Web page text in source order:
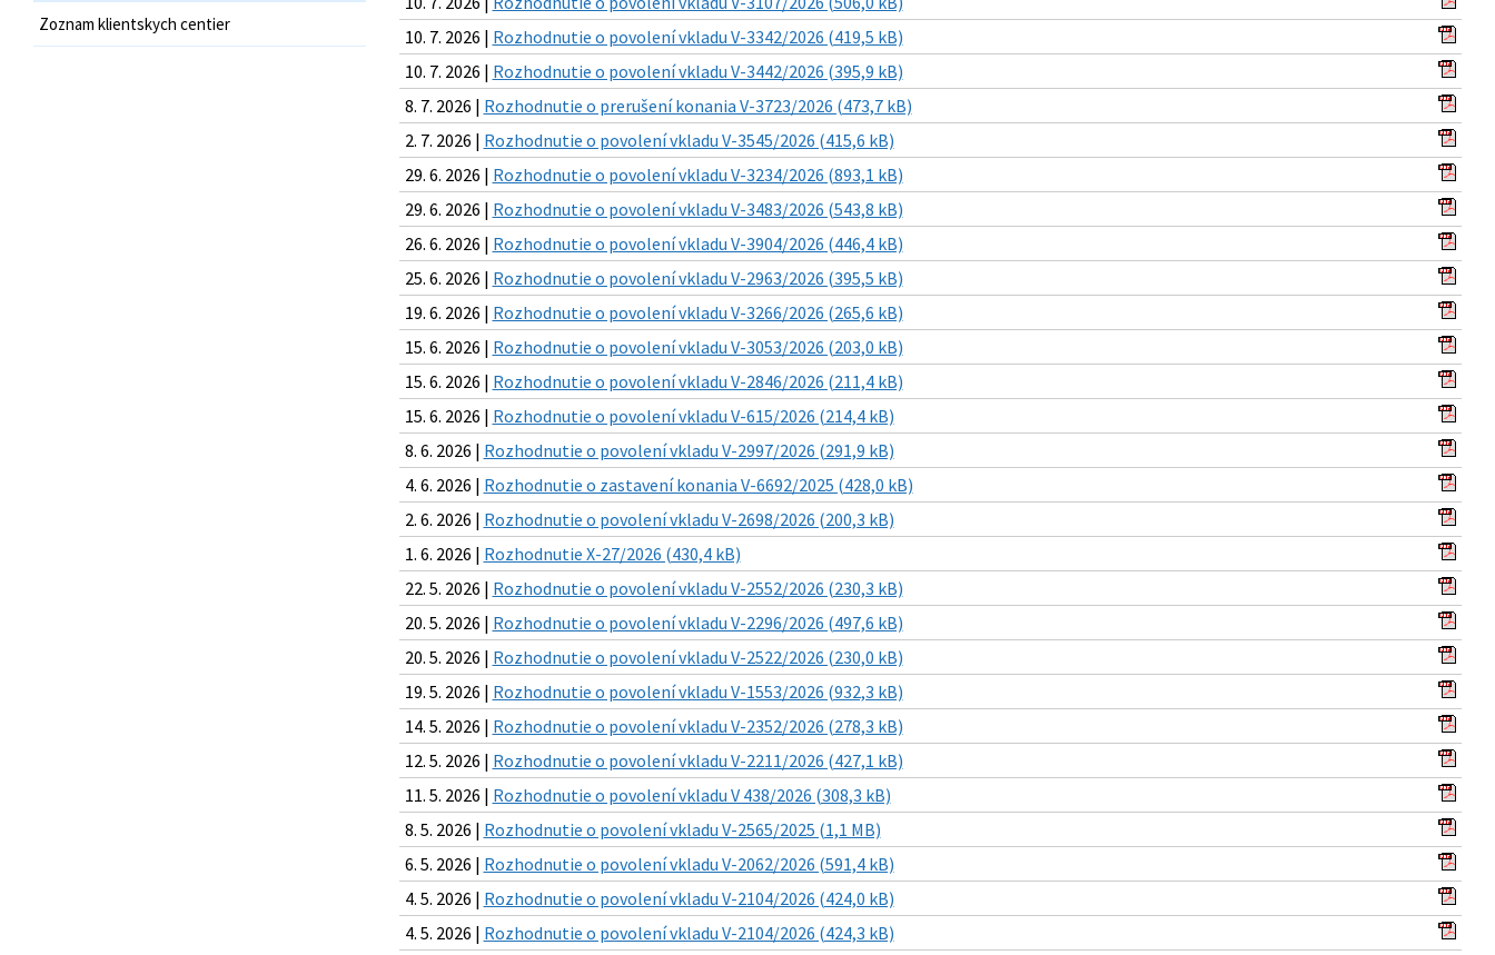
Zoznam klientskych centier
10. 7. 2026 | Rozhodnutie o povolení vkladu V-3342/2026 (419,5 kB)
10. 7. 2026 | Rozhodnutie o povolení vkladu V-3442/2026 (395,9 kB)
8. 7. 2026 | Rozhodnutie o prerušení konania V-3723/2026 (473,7 kB)
2. 7. 2026 | Rozhodnutie o povolení vkladu V-3545/2026 (415,6 kB)
29. 6. 2026 | Rozhodnutie o povolení vkladu V-3234/2026 (893,1 kB)
29. 6. 2026 | Rozhodnutie o povolení vkladu V-3483/2026 (543,8 kB)
26. 6. 2026 | Rozhodnutie o povolení vkladu V-3904/2026 (446,4 kB)
25. 6. 2026 | Rozhodnutie o povolení vkladu V-2963/2026 (395,5 kB)
19. 6. 2026 | Rozhodnutie o povolení vkladu V-3266/2026 (265,6 kB)
15. 6. 2026 | Rozhodnutie o povolení vkladu V-3053/2026 (203,0 kB)
15. 6. 2026 | Rozhodnutie o povolení vkladu V-2846/2026 (211,4 kB)
15. 6. 2026 | Rozhodnutie o povolení vkladu V-615/2026 (214,4 kB)
8. 6. 2026 | Rozhodnutie o povolení vkladu V-2997/2026 (291,9 kB)
4. 6. 2026 | Rozhodnutie o zastavení konania V-6692/2025 (428,0 kB)
2. 6. 2026 | Rozhodnutie o povolení vkladu V-2698/2026 (200,3 kB)
1. 6. 2026 | Rozhodnutie X-27/2026 (430,4 kB)
22. 5. 2026 | Rozhodnutie o povolení vkladu V-2552/2026 (230,3 kB)
20. 5. 2026 | Rozhodnutie o povolení vkladu V-2296/2026 (497,6 kB)
20. 5. 2026 | Rozhodnutie o povolení vkladu V-2522/2026 (230,0 kB)
19. 5. 2026 | Rozhodnutie o povolení vkladu V-1553/2026 (932,3 kB)
14. 5. 2026 | Rozhodnutie o povolení vkladu V-2352/2026 (278,3 kB)
12. 5. 2026 | Rozhodnutie o povolení vkladu V-2211/2026 (427,1 kB)
11. 5. 2026 | Rozhodnutie o povolení vkladu V 438/2026 (308,3 kB)
8. 5. 2026 | Rozhodnutie o povolení vkladu V-2565/2025 (1,1 MB)
6. 5. 2026 | Rozhodnutie o povolení vkladu V-2062/2026 (591,4 kB)
4. 5. 2026 | Rozhodnutie o povolení vkladu V-2104/2026 (424,0 kB)
4. 5. 2026 | Rozhodnutie o povolení vkladu V-2104/2026 (424,3 kB)